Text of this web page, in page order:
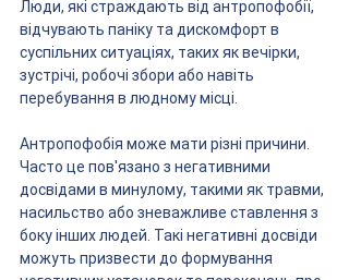
Люди, які страждають від антропофобії,
відчувають паніку та дискомфорт в
суспільних ситуаціях, таких як вечірки,
зустрічі, робочі збори або навіть
перебування в людному місці.
Антропофобія може мати різні причини.
Часто це пов'язано з негативними
досвідами в минулому, такими як травми,
насильство або зневажливе ставлення з
боку інших людей. Такі негативні досвіди
можуть призвести до формування